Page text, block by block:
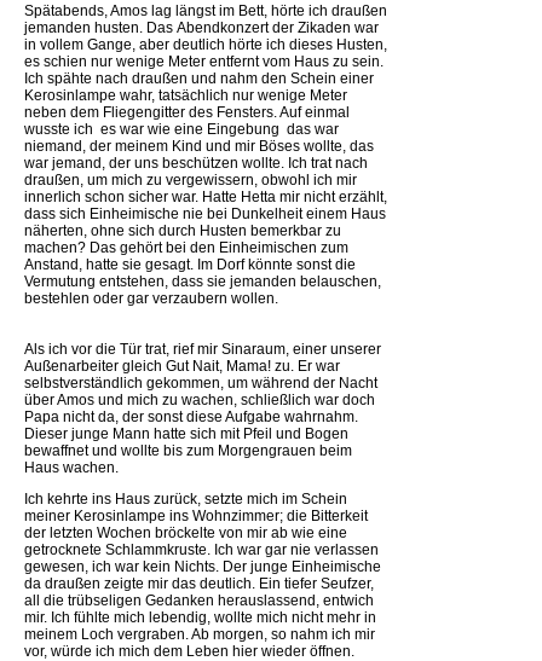
Spätabends, Amos lag längst im Bett, hörte ich draußen
jemanden husten. Das Abendkonzert der Zikaden war
in vollem Gange, aber deutlich hörte ich dieses Husten,
es schien nur wenige Meter entfernt vom Haus zu sein.
Ich spähte nach draußen und nahm den Schein einer
Kerosinlampe wahr, tatsächlich nur wenige Meter
neben dem Fliegengitter des Fensters. Auf einmal
wusste ich  es war wie eine Eingebung  das war
niemand, der meinem Kind und mir Böses wollte, das
war jemand, der uns beschützen wollte. Ich trat nach
draußen, um mich zu vergewissern, obwohl ich mir
innerlich schon sicher war. Hatte Hetta mir nicht erzählt,
dass sich Einheimische nie bei Dunkelheit einem Haus
näherten, ohne sich durch Husten bemerkbar zu
machen? Das gehört bei den Einheimischen zum
Anstand, hatte sie gesagt. Im Dorf könnte sonst die
Vermutung entstehen, dass sie jemanden belauschen,
bestehlen oder gar verzaubern wollen.
Als ich vor die Tür trat, rief mir Sinaraum, einer unserer
Außenarbeiter gleich Gut Nait, Mama! zu. Er war
selbstverständlich gekommen, um während der Nacht
über Amos und mich zu wachen, schließlich war doch
Papa nicht da, der sonst diese Aufgabe wahrnahm.
Dieser junge Mann hatte sich mit Pfeil und Bogen
bewaffnet und wollte bis zum Morgengrauen beim
Haus wachen.
Ich kehrte ins Haus zurück, setzte mich im Schein
meiner Kerosinlampe ins Wohnzimmer; die Bitterkeit
der letzten Wochen bröckelte von mir ab wie eine
getrocknete Schlammkruste. Ich war gar nie verlassen
gewesen, ich war kein Nichts. Der junge Einheimische
da draußen zeigte mir das deutlich. Ein tiefer Seufzer,
all die trübseligen Gedanken herauslassend, entwich
mir. Ich fühlte mich lebendig, wollte mich nicht mehr in
meinem Loch vergraben. Ab morgen, so nahm ich mir
vor, würde ich mich dem Leben hier wieder öffnen.